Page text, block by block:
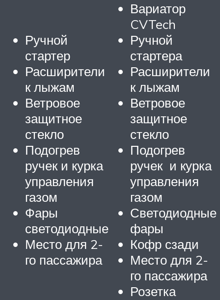
Ручной
стартер
Расширители
к лыжам
Ветровое
защитное
стекло
Подогрев
ручек и курка
управления
газом
Фары
светодиодные
Место для 2-
го пассажира
Вариатор
CVTech
Ручной
стартера
Расширители
к лыжам
Ветровое
защитное
стекло
Подогрев
ручек и курка
управления
газом
Светодиодные
фары
Кофр сзади
Место для 2-
го пассажира
Розетка